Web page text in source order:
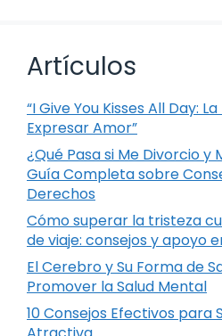
Artículos
“I Give You Kisses All Day:
Expresar Amor”
¿Qué Pasa si Me Divorcio y
Guía Completa sobre
Derechos
Cómo superar la tristeza
de viaje: consejos y apoyo
El Cerebro y Su Forma de
Promover la Salud Mental
10 Consejos Efectivos para